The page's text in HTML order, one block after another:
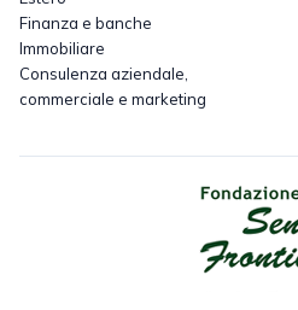
Finanza e banche
Immobiliare
Consulenza aziendale,
commerciale e marketing